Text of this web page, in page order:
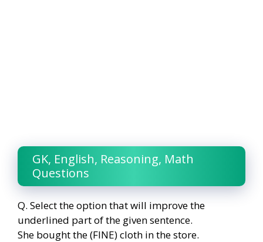
GK, English, Reasoning, Math
Questions
Q. Select the option that will improve the
underlined part of the given sentence.
She bought the (FINE) cloth in the store.